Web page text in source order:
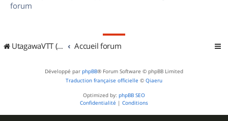
forum
UtagawaVTT (Randos VTT et VTTAE avec traces GPS) Accueil forum
Développé par phpBB® Forum Software © phpBB Limited
Traduction française officielle © Qiaeru
Optimized by: phpBB SEO
Confidentialité | Conditions